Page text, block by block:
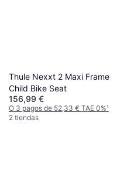
Thule Nexxt 2 Maxi Frame
Child Bike Seat
156,99 €
O 3 pagos de 52,33 € TAE 0%¹
2 tiendas